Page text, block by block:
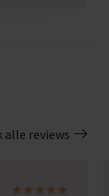
alle reviews